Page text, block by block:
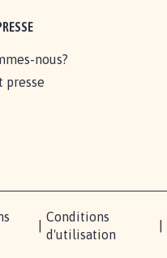
nous?
presse
Conditions
d'utilisation